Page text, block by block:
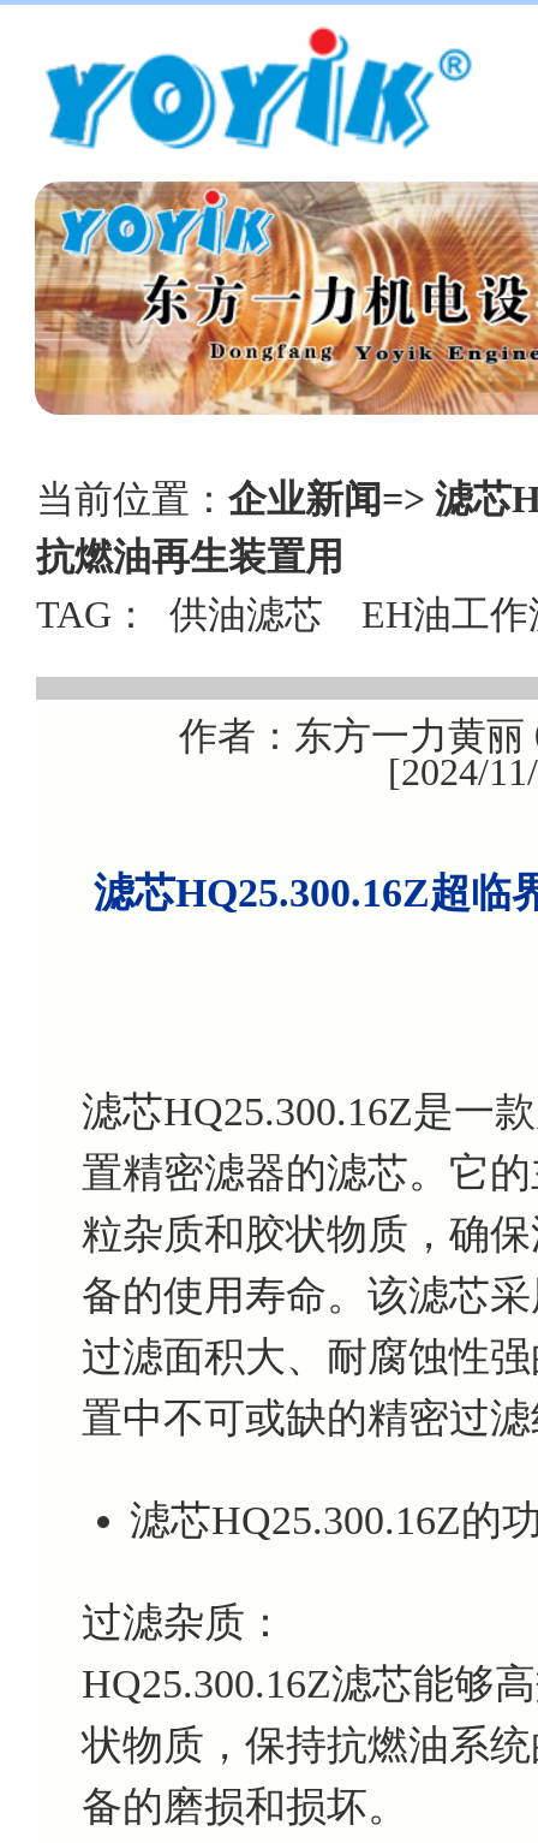
当前位置： 企业新闻=> 滤芯
抗燃油再生装置用
TAG： 供油滤芯 EH油工
作者：东方一力黄丽
[2024/
滤芯HQ25.300.16Z超临
滤芯HQ25.300.16Z是一
置精密滤器的滤芯。它
粒杂质和胶状物质，确
备的使用寿命。该滤芯
过滤面积大、耐腐蚀性
置中不可或缺的精密过
滤芯HQ25.300.16Z的
过滤杂质：
HQ25.300.16Z滤芯能够
状物质，保持抗燃油系
备的磨损和损坏。